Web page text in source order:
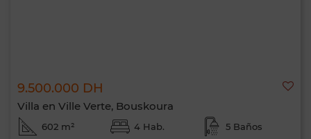
9.500.000 DH
Villa en Ville Verte, Bouskoura
602 m² 4 Hab. 5 Baños